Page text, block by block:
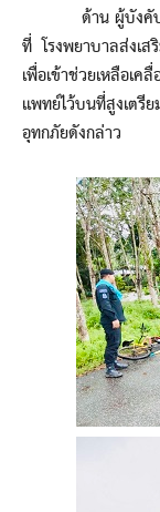
ด้าน ผู้บังคับกอ
ที่ โรงพยาบาลส่งเ
เพื่อเข้าช่วยเหลือเ
แพทย์ไว้บนที่สูงเต
อุทกภัยดังกล่าว